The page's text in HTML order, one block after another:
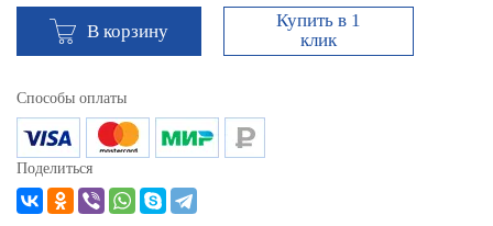
В корзину
Купить в 1
клик
Способы оплаты
Поделиться